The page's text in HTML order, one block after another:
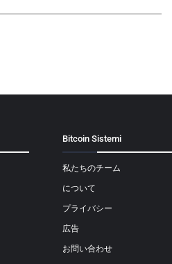
Bitcoin Sistemi
私たちのチーム
について
プライバシー
広告
お問い合わせ